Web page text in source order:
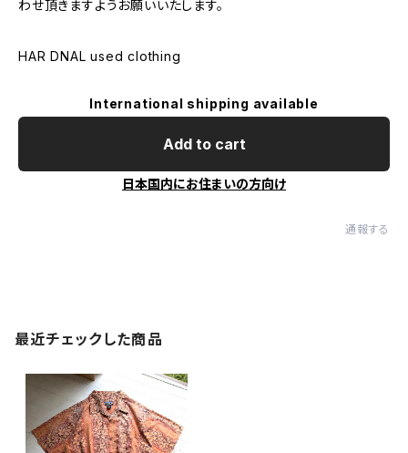
わせ頂きますようお願いいたします。
HAR DNAL used clothing
International shipping available
Add to cart
日本国内にお住まいの方向け
通報する
最近チェックした商品